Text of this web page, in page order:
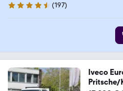
4.7 Sterne
(197)
Iveco Eurocargo75E21/